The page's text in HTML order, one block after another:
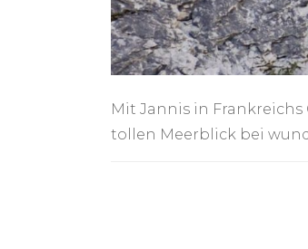
Mit Jannis in
tollen Meerblick bei